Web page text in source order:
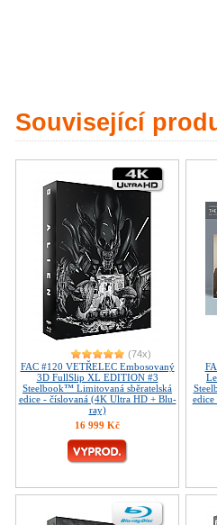
Související
(74x)
FAC #120 VETŘELEC Embosovaný
3D FullSlip XL EDITION #3
Steelbook™ Limitovaná sběratelská
edice - číslovaná (4K Ultra HD + Blu-
ray)
16 999 Kč